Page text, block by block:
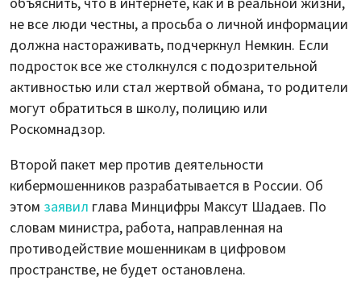
не все люди честны, а просьба о личной информации
должна настораживать, подчеркнул Немкин. Если
подросток все же столкнулся с подозрительной
активностью или стал жертвой обмана, то родители
могут обратиться в школу, полицию или
Роскомнадзор.
Второй пакет мер против деятельности
кибермошенников разрабатывается в России. Об
этом заявил глава Минцифры Максут Шадаев. По
словам министра, работа, направленная на
противодействие мошенникам в цифровом
пространстве, не будет остановлена.